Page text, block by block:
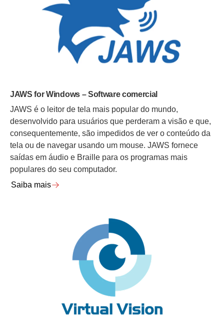
JAWS for Windows – Software comercial
JAWS é o leitor de tela mais popular do mundo,
desenvolvido para usuários que perderam a visão e que,
consequentemente, são impedidos de ver o conteúdo da
tela ou de navegar usando um mouse. JAWS fornece
saídas em áudio e Braille para os programas mais
populares do seu computador.
Saiba mais